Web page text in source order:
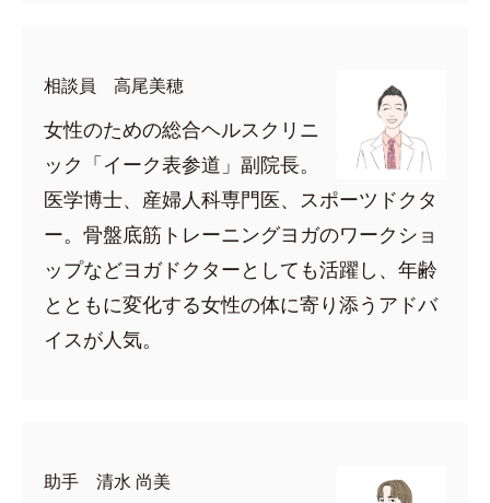
相談員 高尾美穂
女性のための総合ヘルスクリニ
ック「イーク表参道」副院長。
医学博士、産婦人科専門医、スポーツドクタ
ー。骨盤底筋トレーニングヨガのワークショ
ップなどヨガドクターとしても活躍し、年齢
とともに変化する女性の体に寄り添うアドバ
イスが人気。
助手 清水 尚美